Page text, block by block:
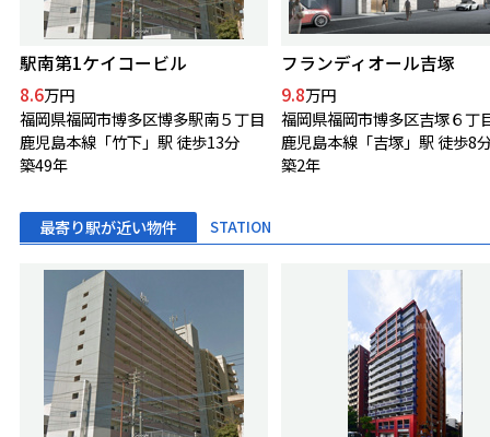
駅南第1ケイコービル
8.6万円
福岡県福岡市博多区博多駅南５丁目
鹿児島本線「竹下」駅 徒歩13分
築49年
フランディオール吉塚
9.8万円
福岡県福岡市博多区吉塚６丁
鹿児島本線「吉塚」駅 徒歩8
築2年
最寄り駅が近い物件 STATION